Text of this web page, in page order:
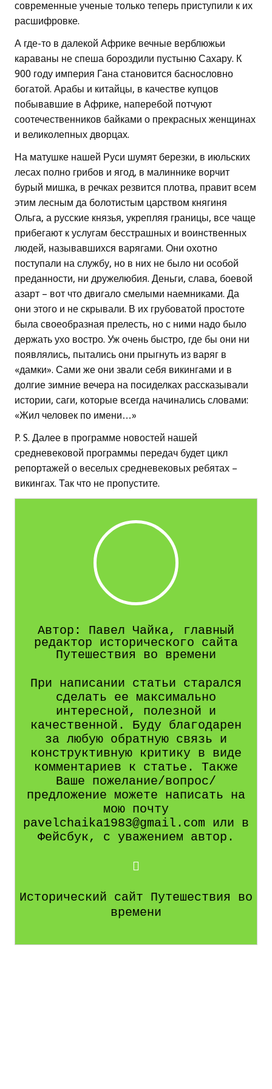
современные ученые только теперь приступили к их
расшифровке.
А где-то в далекой Африке вечные верблюжьи
караваны не спеша бороздили пустыню Сахару. К
900 году империя Гана становится баснословно
богатой. Арабы и китайцы, в качестве купцов
побывавшие в Африке, наперебой потчуют
соотечественников байками о прекрасных женщинах
и великолепных дворцах.
На матушке нашей Руси шумят березки, в июльских
лесах полно грибов и ягод, в малиннике ворчит
бурый мишка, в речках резвится плотва, правит всем
этим лесным да болотистым царством княгиня
Ольга, а русские князья, укрепляя границы, все чаще
прибегают к услугам бесстрашных и воинственных
людей, называвшихся варягами. Они охотно
поступали на службу, но в них не было ни особой
преданности, ни дружелюбия. Деньги, слава, боевой
азарт – вот что двигало смелыми наемниками. Да
они этого и не скрывали. В их грубоватой простоте
была своеобразная прелесть, но с ними надо было
держать ухо востро. Уж очень быстро, где бы они ни
появлялись, пытались они прыгнуть из варяг в
«дамки». Сами же они звали себя викингами и в
долгие зимние вечера на посиделках рассказывали
истории, саги, которые всегда начинались словами:
«Жил человек по имени…»
P. S. Далее в программе новостей нашей
средневековой программы передач будет цикл
репортажей о веселых средневековых ребятах –
викингах. Так что не пропустите.
Автор: Павел Чайка, главный
редактор исторического сайта
Путешествия во времени
При написании статьи старался
сделать ее максимально
интересной, полезной и
качественной. Буду благодарен
за любую обратную связь и
конструктивную критику в виде
комментариев к статье. Также
Ваше пожелание/вопрос/
предложение можете написать на
мою почту
pavelchaika1983@gmail.com или в
Фейсбук, с уважением автор.
Исторический сайт Путешествия во
времени